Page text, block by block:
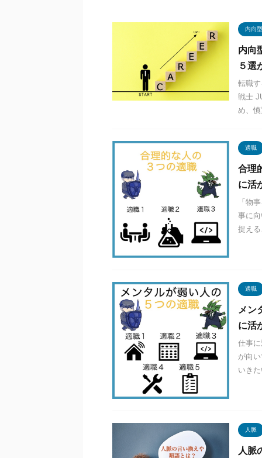
内向型
内向
５選
転職
戦士
め、
適職
合理
に活
「物
事に
捉え
適職
メン
に活
仕事
が向
いき
人脈
人脈